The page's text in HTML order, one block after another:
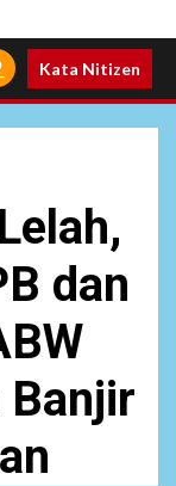
Kata Nitizen
dan
Banjir